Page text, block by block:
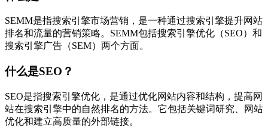
SEMM是指搜索引擎市场营销，是一种通过搜索引擎提升网站
排名和流量的营销策略。SEMM包括搜索引擎优化（SEO）和
搜索引擎广告（SEM）两个方面。
什么是SEO？
SEO是指搜索引擎优化，是通过优化网站内容和结构，提高网
站在搜索引擎中的自然排名的方法。它包括关键词研究、网站
优化和建立高质量的外部链接。